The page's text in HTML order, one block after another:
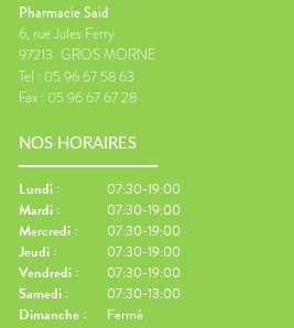
Pharmacie Said
6, rue Jules Ferry
97213 GROS MORNE
Tel : 05 96 67 58 63
Fax : 05 96 67 67 28
NOS HORAIRES
Lundi :
07:30-19:00
Mardi :
07:30-19:00
Mercredi :
07:30-19:00
Jeudi :
07:30-19:00
Vendredi :
07:30-19:00
Samedi :
07:30-13:00
Dimanche : Fermé